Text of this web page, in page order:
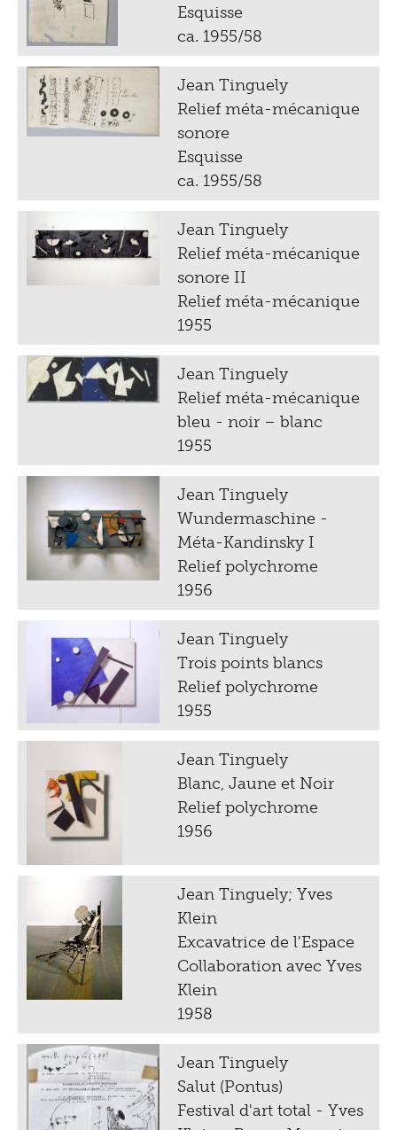
Esquisse
ca. 1955/58
Jean Tinguely
Relief méta-mécanique
sonore
Esquisse
ca. 1955/58
Jean Tinguely
Relief méta-mécanique
sonore II
Relief méta-mécanique
1955
Jean Tinguely
Relief méta-mécanique
bleu - noir – blanc
1955
Jean Tinguely
Wundermaschine -
Méta-Kandinsky I
Relief polychrome
1956
Jean Tinguely
Trois points blancs
Relief polychrome
1955
Jean Tinguely
Blanc, Jaune et Noir
Relief polychrome
1956
Jean Tinguely; Yves
Klein
Excavatrice de l'Espace
Collaboration avec Yves
Klein
1958
Jean Tinguely
Salut (Pontus)
Festival d'art total - Yves